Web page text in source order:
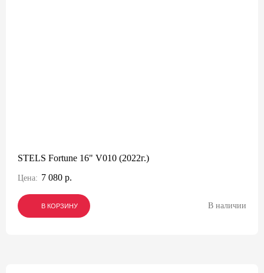
STELS Fortune 16" V010 (2022г.)
Цена: 7 080 р.
В КОРЗИНУ
В КОРЗИНУ
В КОРЗИНУ В наличии